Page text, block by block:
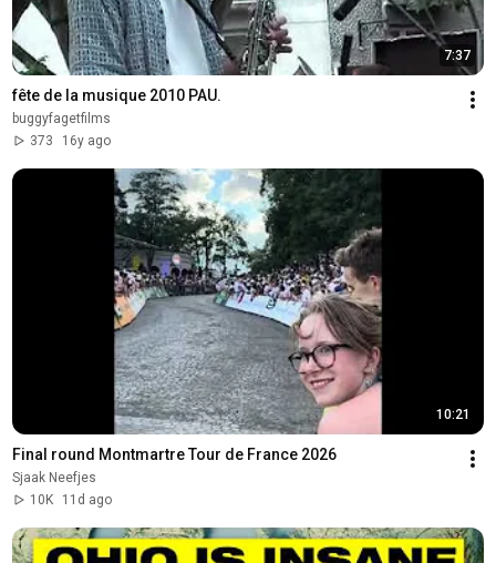
7:37
fête de la musique 2010 PAU.
buggyfagetfilms
373
16y ago
10:21
Final round Montmartre Tour de France 2026
Sjaak Neefjes
10K
11d ago